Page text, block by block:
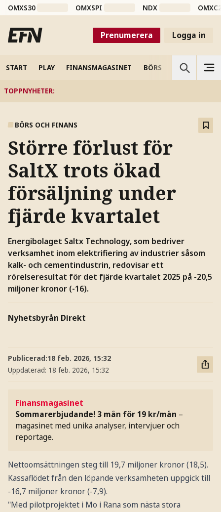
OMXS30 OMXSPI NDX
Prenumerera Logga in
START PLAY FINANSMAGASINET BÖRS VETENSKAP
TOPPNYHETER:
BÖRS OCH FINANS
Större förlust för
SaltX trots ökad
försäljning under
fjärde kvartalet
Energibolaget Saltx Technology, som bedriver
verksamhet inom elektrifiering av industrier såsom
kalk- och cementindustrin, redovisar ett
rörelseresultat för det fjärde kvartalet 2025 på -20,5
miljoner kronor (-16).
Nyhetsbyrån Direkt
Publicerad:18 feb. 2026, 15:32
Uppdaterad: 18 feb. 2026, 15:32
Finansmagasinet
Sommarerbjudande! 3 mån för 19 kr/mån –
magasinet med unika analyser, intervjuer och
reportage.
Nettoomsättningen steg till 19,7 miljoner kronor (18,5).
Kassaflödet från den löpande verksamheten uppgick till
-16,7 miljoner kronor (-7,9).
"Med pilotprojektet i Mo i Rana som nästa stora